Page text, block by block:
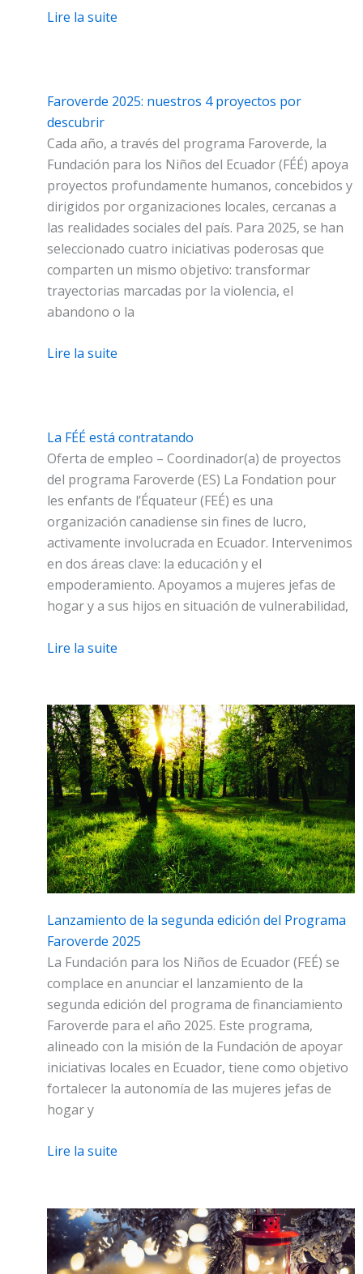
Lire la suite
Faroverde 2025: nuestros 4 proyectos por
descubrir
Cada año, a través del programa Faroverde, la
Fundación para los Niños del Ecuador (FÉÉ) apoya
proyectos profundamente humanos, concebidos y
dirigidos por organizaciones locales, cercanas a
las realidades sociales del país. Para 2025, se han
seleccionado cuatro iniciativas poderosas que
comparten un mismo objetivo: transformar
trayectorias marcadas por la violencia, el
abandono o la
Lire la suite
La FÉÉ está contratando
Oferta de empleo – Coordinador(a) de proyectos
del programa Faroverde (ES) La Fondation pour
les enfants de l’Équateur (FEÉ) es una
organización canadiense sin fines de lucro,
activamente involucrada en Ecuador. Intervenimos
en dos áreas clave: la educación y el
empoderamiento. Apoyamos a mujeres jefas de
hogar y a sus hijos en situación de vulnerabilidad,
Lire la suite
Lanzamiento de la segunda edición del Programa
Faroverde 2025
La Fundación para los Niños de Ecuador (FEÉ) se
complace en anunciar el lanzamiento de la
segunda edición del programa de financiamiento
Faroverde para el año 2025. Este programa,
alineado con la misión de la Fundación de apoyar
iniciativas locales en Ecuador, tiene como objetivo
fortalecer la autonomía de las mujeres jefas de
hogar y
Lire la suite